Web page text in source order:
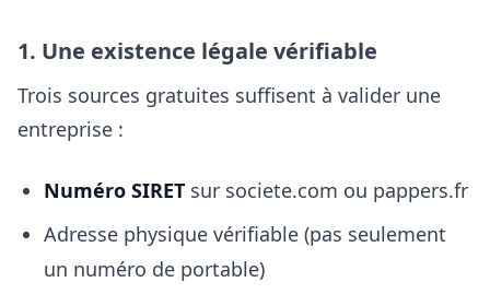
1. Une existence légale vérifiable
Trois sources gratuites suffisent à valider une
entreprise :
Numéro SIRET sur societe.com ou pappers.fr
Adresse physique vérifiable (pas seulement
un numéro de portable)